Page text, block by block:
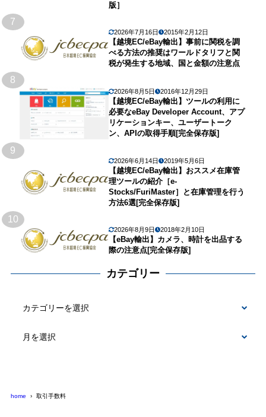
版］
7
2026年7月16日 2015年2月12日
【越境EC/eBay輸出】事前に関税を調
べる方法の推奨はワールドタリフと関
税が発生する地域、国と金額の注意点
8
2026年8月5日 2016年12月29日
【越境EC/eBay輸出】ツールの利用に
必要なeBay Developer Account、アプ
リケーションキー、ユーザートーク
ン、APIの取得手順[完全保存版]
9
2026年6月14日 2019年5月6日
【越境EC/eBay輸出】おススメ在庫管
理ツールの紹介［e-
Stocks/FuriMaster］と在庫管理を行う
方法6選[完全保存版]
10
2026年8月9日 2018年2月10日
【eBay輸出】カメラ、時計を出品する
際の注意点[完全保存版]
カテゴリー
home 取引手数料